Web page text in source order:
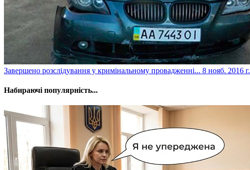
​Завершено розслідування у кримінальному провадженні... 8 нояб. 2016 г.
Набираючі популярність...